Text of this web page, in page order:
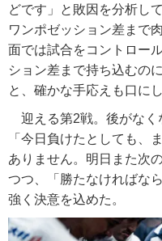
どです」と敗因を分析し
ワンポゼッション差まで
面では試合をコントロー
ション差まで持ち込むの
と、確かな手応えも口にし
迎える第2戦。後がなく
「今日負けたとしても、
ありません。明日また次
つつ、「勝たなければな
強く決意を込めた。